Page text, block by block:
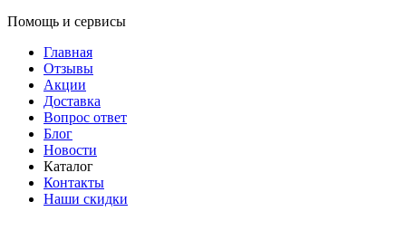
Помощь и сервисы
Главная
Отзывы
Акции
Доставка
Вопрос ответ
Блог
Новости
Каталог
Контакты
Наши скидки